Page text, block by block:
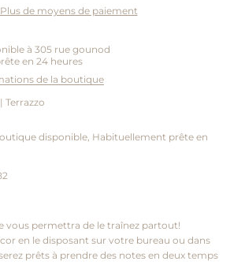
Plus de moyens de paiement
à 305 rue gounod
en 24 heures
de la boutique
Terrazzo
disponible, Habituellement prête en
vous permettra de le traînez partout!
en le disposant sur votre bureau ou dans
prêts à prendre des notes en deux temps